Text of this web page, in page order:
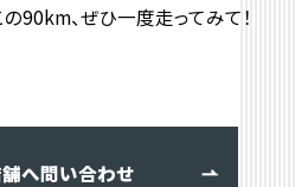
90km、ぜひ一度走ってみて！
へ問い合わせ